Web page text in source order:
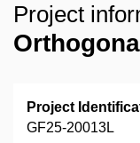
Project
Project
GF25-20013L